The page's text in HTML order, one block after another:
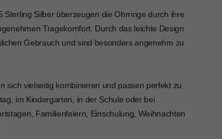
Sterling Silber überzeugen die Ohrringe durch ihre
Tragekomfort. Durch das leichte Design
Gebrauch und sind besonders angenehm zu
sich vielseitig kombinieren und passen perfekt zu
im Kindergarten, in der Schule oder bei
Familienfeiern, Einschulung, Weihnachten